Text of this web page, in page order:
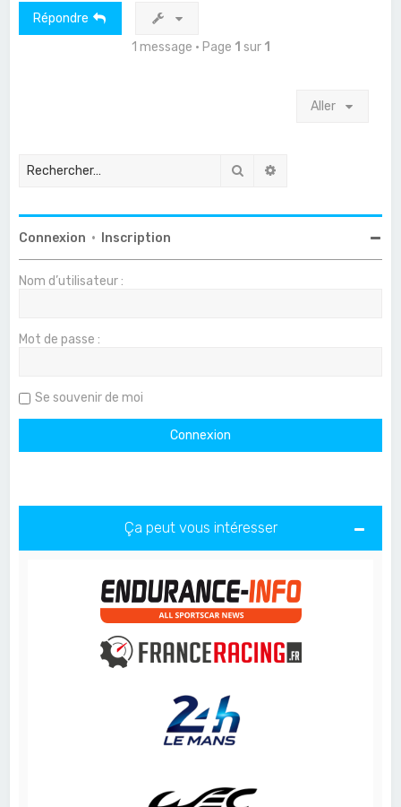
Répondre
1 message • Page 1 sur 1
Aller
Rechercher
Connexion • Inscription
Nom d’utilisateur :
Mot de passe :
Se souvenir de moi
Ça peut vous intéresser